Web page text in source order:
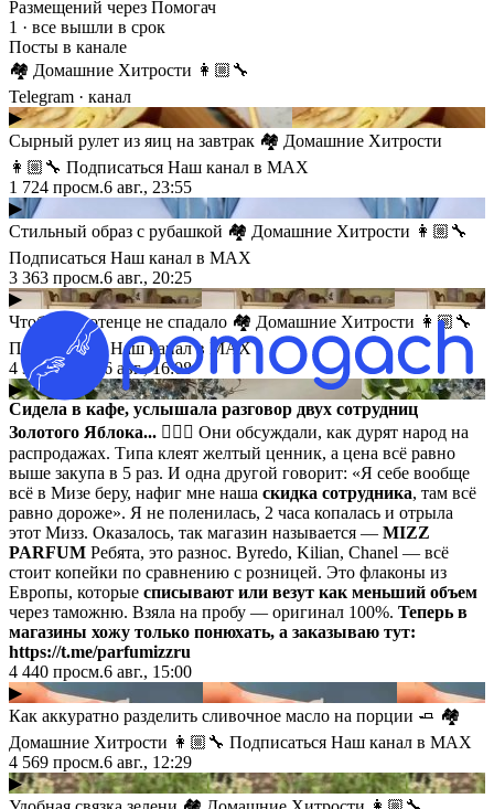
Размещений через Помогач
1 · все вышли в срок
Посты в канале
🏘 Домашние Хитрости 👩🏼‍🔧
Telegram · канал
▶
Сырный рулет из яиц на завтрак 🏘 Домашние Хитрости
👩🏼‍🔧 Подписаться Наш канал в MAX
1 724 просм.6 авг., 23:55
▶
Стильный образ с рубашкой 🏘 Домашние Хитрости 👩🏼‍🔧
Подписаться Наш канал в MAX
3 363 просм.6 авг., 20:25
▶
Чтобы полотенце не спадало 🏘 Домашние Хитрости 👩🏼‍🔧
Подписаться Наш канал в MAX
4 366просм.
6 авг., 16:08
▶
Сидела в кафе, услышала разговор двух сотрудниц
Золотого Яблока... 🤦🏻‍♀️ Они обсуждали, как дурят народ на
распродажах. Типа клеят желтый ценник, а цена всё равно
выше закупа в 5 раз. И одна другой говорит: «Я себе вообще
всё в Mизе беру, нафиг мне наша скидка сотрудника, там всё
равно дороже». Я не поленилась, 2 часа копалась и отрыла
этот Мизз. Оказалось, так магазин называется — MIZZ
PARFUM Ребята, это разнос. Byredo, Kilian, Chanel — всё
стоит копейки по сравнению с розницей. Это флаконы из
Европы, которые списывают или везут как меньший объем
через таможню. Взяла на пробу — оригинал 100%. Теперь в
магазины хожу только понюхать, а заказываю тут:
https://t.me/parfumizzru
4 440 просм.6 авг., 15:00
▶
Как аккуратно разделить сливочное масло на порции 🧈 🏘
Домашние Хитрости 👩🏼‍🔧 Подписаться Наш канал в MAX
4 569 просм.6 авг., 12:29
▶